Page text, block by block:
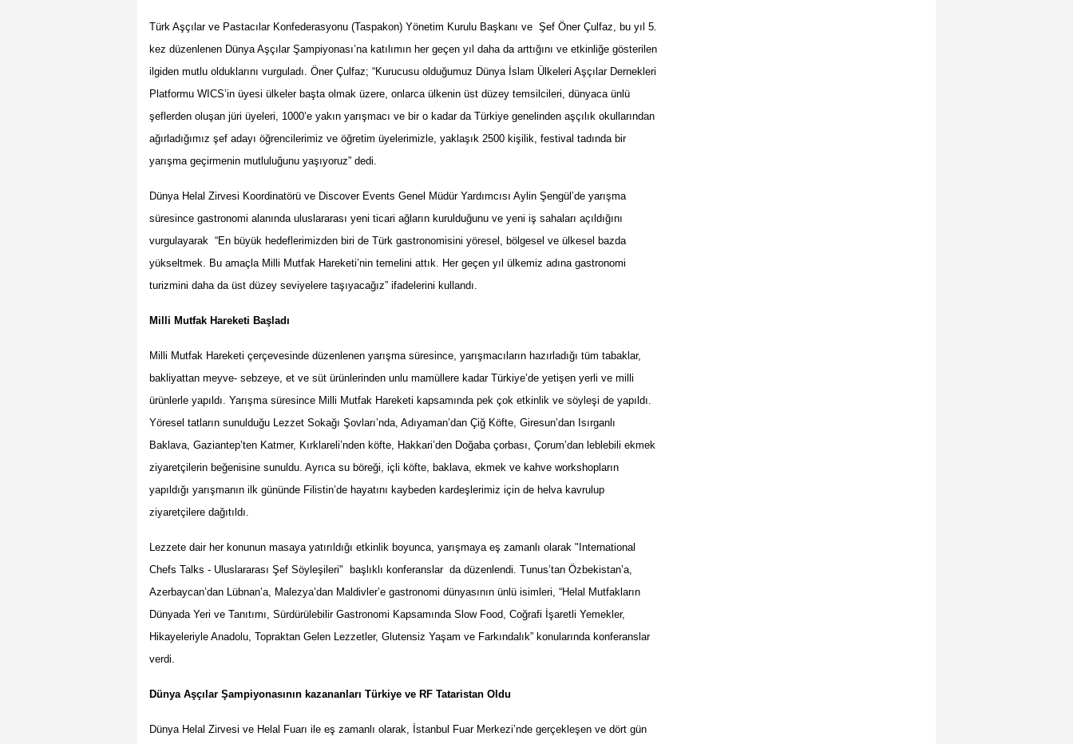
Türk Aşçılar ve Pastacılar Konfederasyonu (Taspakon) Yönetim Kurulu Başkanı ve Şef Öner Çulfaz, bu yıl 5.
kez düzenlenen Dünya Aşçılar Şampiyonası’na katılımın her geçen yıl daha da arttığını ve etkinliğe gösterilen
ilgiden mutlu olduklarını vurguladı. Öner Çulfaz; “Kurucusu olduğumuz Dünya İslam Ü lkeleri Aşçılar Dernekleri
Platformu WICS’in üyesi ülkeler başta olmak üzere, onlarca ülkenin üst düzey temsilcileri, dünyaca ünlü
şeflerden oluşan jüri üyeleri, 1000’e yakın yarışmacı ve bir o kadar da Türkiye genelinden aşçılık okullarından
ağırladığımız şef adayı öğrencilerimiz ve öğretim üyelerimizle, yaklaşık 2500 kişilik, festival tadında bir
yarışma geçirmenin mutluluğunu yaşıyoruz” dedi.
Dünya Helal Zirvesi Koordinatörü ve Discover Events Genel Müdür Yardımcısı Aylin Şengül’de yarışma
süresince gastronomi alanında uluslararası yeni ticari ağların kurulduğunu ve yeni iş sahaları açıldığını
vurgulayarak “En büyük hedeflerimizden biri de Türk gastronomisini yöresel, bö lgesel ve ülkesel bazda
yükseltmek. Bu amaçla Milli Mutfak Hareketi’nin temelini attık. Her geçen yıl ülkemiz adına gastronomi
turizmini daha da üst düzey seviyelere taşıyacağız” ifadelerini kullandı.
Milli Mutfak Hareketi Başladı
Milli Mutfak Hareketi çerçevesinde düzenlenen yarışma süresince, yarışmacıların hazırladığı tüm tabaklar,
bakliyattan meyve- sebzeye, et ve süt ürünlerinden unlu mamüllere kadar Türkiye’de yetişen yerli ve milli
ürünlerle yapıldı. Yarışma süresince Milli Mutfak Hareketi kapsamında pek çok etkinlik ve söyleşi de yapıldı.
Yöresel tatların sunulduğu Lezzet Sokağı Şovları’nda, Adıyaman’dan Çiğ Köfte, Giresun’dan Isırganlı
Baklava, Gaziantep’ten Katmer, Kırklareli’nden köfte, Hakkari’den Doğaba çorbası, Çorum’dan leblebili ekmek
ziyaretçilerin beğenisine sunuldu. Ayrıca su böreği, içli köfte, baklava, ekmek ve kahve workshopların
yapıldığı yarışmanın ilk gününde Filistin’de hayatını kaybeden kardeşlerimiz için de helva kavrulup
ziyaretçilere dağıtıldı.
Lezzete dair her konunun masaya yatırıldığı etkinlik boyunca, yarışmaya eş zamanlı olarak "International
Chefs Talks - Uluslararası Şef Söyleşileri" başlıklı konferanslar da düzenlendi. Tunus’tan Özbekistan’a,
Azerbaycan’dan Lübnan’a, Malezya’dan Maldivler’e gastronomi dünyasının ünlü isimleri, “Helal Mutfakların
Dünyada Yeri ve Tanıtımı, Sürdürülebilir Gastronomi Kapsamında Slow Food, Coğrafi İşaretli Yemekler,
Hikayeleriyle Anadolu, Topraktan Gelen Lezzetler, Glutensiz Yaşam ve Farkındal ık” konularında konferanslar
verdi.
Dünya Aşçılar Şampiyonasının kazananları Türkiye ve RF Tataristan Oldu
Dünya Helal Zirvesi ve Helal Fuarı ile eş zamanlı olarak, İstanbul Fuar Merkezi’nde gerçekleşen ve dört gün